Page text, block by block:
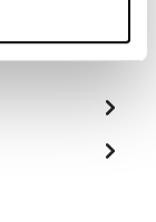
Muy
superior